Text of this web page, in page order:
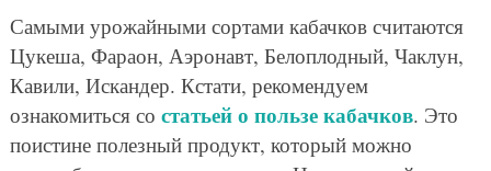
Самыми урожайными сортами кабачков считаются
Цукеша, Фараон, Аэронавт, Белоплодный, Чаклун,
Кавили, Искандер. Кстати, рекомендуем
ознакомиться со статьей о пользе кабачков. Это
поистине полезный продукт, который можно